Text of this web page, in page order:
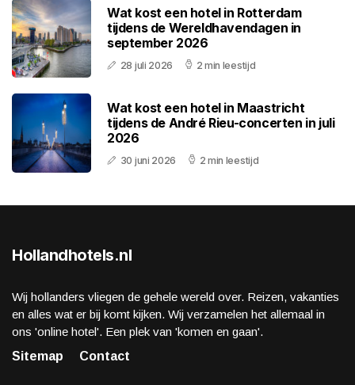
Wat kost een hotel in Rotterdam
tijdens de Wereldhavendagen in
september 2026
28 juli 2026 2 min leestijd
Wat kost een hotel in Maastricht
tijdens de André Rieu-concerten in juli
2026
30 juni 2026 2 min leestijd
Hollandhotels.nl
Wij hollanders vliegen de gehele wereld over. Reizen, vakanties
en alles wat er bij komt kijken. Wij verzamelen het allemaal in
ons 'online hotel'. Een plek van 'komen en gaan'.
Sitemap
Contact